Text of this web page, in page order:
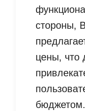
стороны,
цены, что
бюджетом.